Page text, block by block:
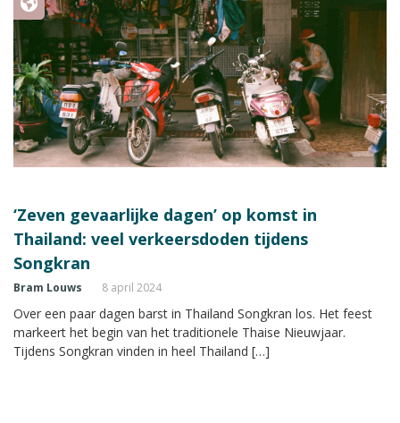
‘Zeven gevaarlijke dagen’ op komst in
Thailand: veel verkeersdoden tijdens
Songkran
Bram Louws 8 april 2024
Over een paar dagen barst in Thailand Songkran los. Het feest
markeert het begin van het traditionele Thaise Nieuwjaar.
Tijdens Songkran vinden in heel Thailand […]